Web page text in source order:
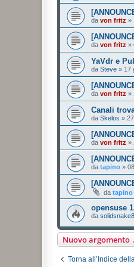
da von fritz »
da von fritz »
YaVdr e
da Steve » 17
da von fritz »
Canali
da Skelos »
da von fritz »
da tapino »
da tapino
opensuse
da
Nuovo argomento
Torna all’Indice